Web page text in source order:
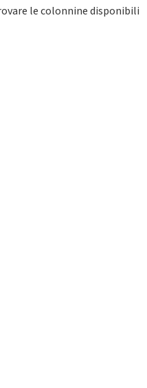
le colonnine disponibili